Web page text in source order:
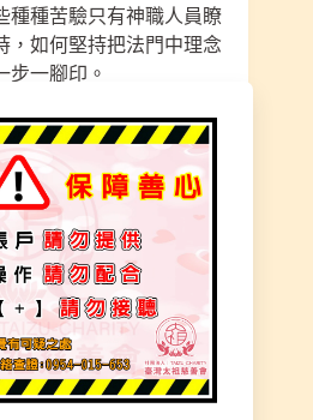
種種苦驗只有神職人員瞭
，如何堅持把法門中理念
步一腳印。
不是二~三年就能飛天鑽
多數的神職人員會晚景淒
擔到太多眾生的共業，也
障」。神職人員為了消除
的神職人員能夠得到保
外，還必須得行善積福、
累功德以備不時之需，以
資糧。因為唯有功德才是